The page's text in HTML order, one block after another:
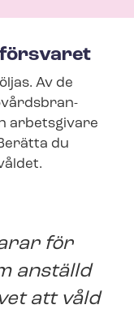
försvaret
Av de
arbetsgivare
du
för
anställd
att våld